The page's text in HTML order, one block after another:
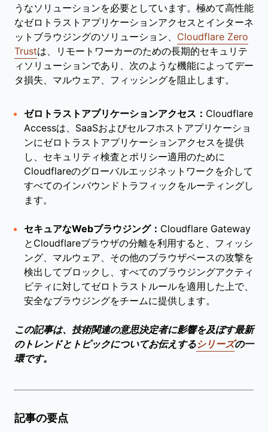
うなソリューションを必要としています。極めて高性能
なゼロトラストアプリケーションアクセスとインターネ
ットブラウジングのソリューション、 Cloudflare Zero
Trustは、リモートワーカーのための長期的セキュリテ
ィソリューションであり、次のような機能によってデー
タ損失、マルウェア、フィッシングを阻止します。
ゼロトラストアプリケーションアクセス： Cloudflare
Accessは、SaaSおよびセルフホストアプリケーショ
ンにゼロトラストアプリケーションアクセスを提供
し、セキュリティ検査とポリシー適用のために
Cloudflareのグローバルエッジネットワークを介して
すべてのインバウンドトラフィックをルーティングし
ます。
セキュアなWebブラウジング： Cloudflare Gateway
とCloudflareブラウザの分離を利用すると、フィッシ
ング、マルウェア、その他のブラウザベースの攻撃を
検出してブロックし、すべてのブラウジングアクティ
ビティに対してゼロトラストルールを適用した上で、
安全なブラウジングをチームに提供します。
この記事は、技術関連の意思決定者に影響を及ぼす最新
のトレンドとトピックについてお伝えするシリーズの一
環です。
記事の要点